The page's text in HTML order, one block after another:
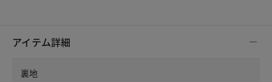
アイテム詳細
裏地